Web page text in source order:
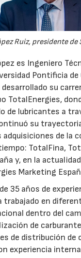
Ruiz, presidente de
es Ingeniero
Pontificia de
desarrollado su
TotalEnergies,
de lubricantes a
su
adquisiciones de la
TotalFina,
y, en la
Marketing
35 años de
trabajado en
dentro del
de
de distribución de
experiencia